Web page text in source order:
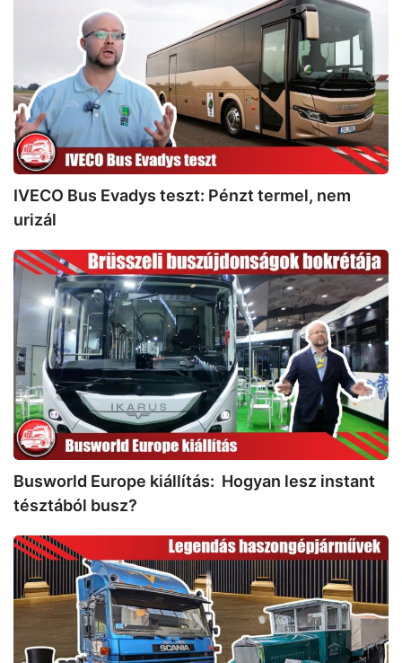
termel,
nem
urizál
IVECO Bus Evadys teszt: Pénzt termel, nem
urizál
Busworld
Europe
kiállítás:
Hogyan
lesz
instant
tésztából
busz?
Busworld Europe kiállítás: Hogyan lesz instant
tésztából busz?
Scania
Múzeum,
Södertälje:
Érdekességek
gazdag
gyűjteménye